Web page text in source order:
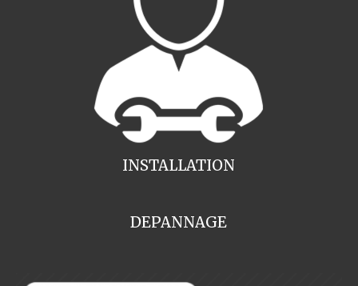
INSTALLATION
DEPANNAGE